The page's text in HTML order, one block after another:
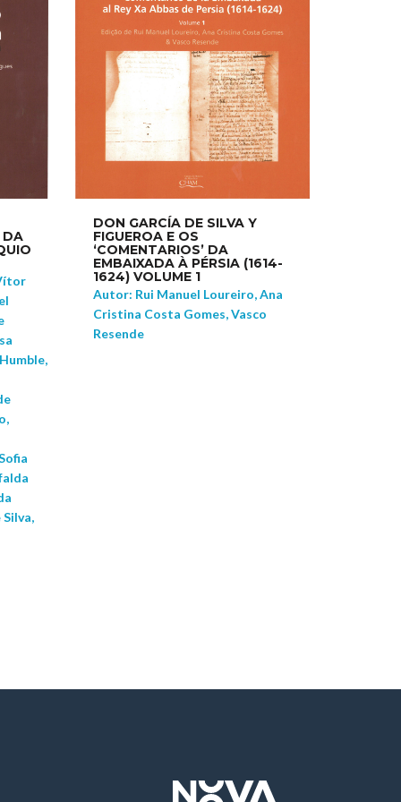
DA
Silva,
DON GARCÍA DE SILVA Y
FIGUEROA E OS
‘COMENTARIOS’ DA
EMBAIXADA À PÉRSIA (1614-
1624) VOLUME 1
Autor: Rui Manuel Loureiro, Ana
Cristina Costa Gomes, Vasco
Resende